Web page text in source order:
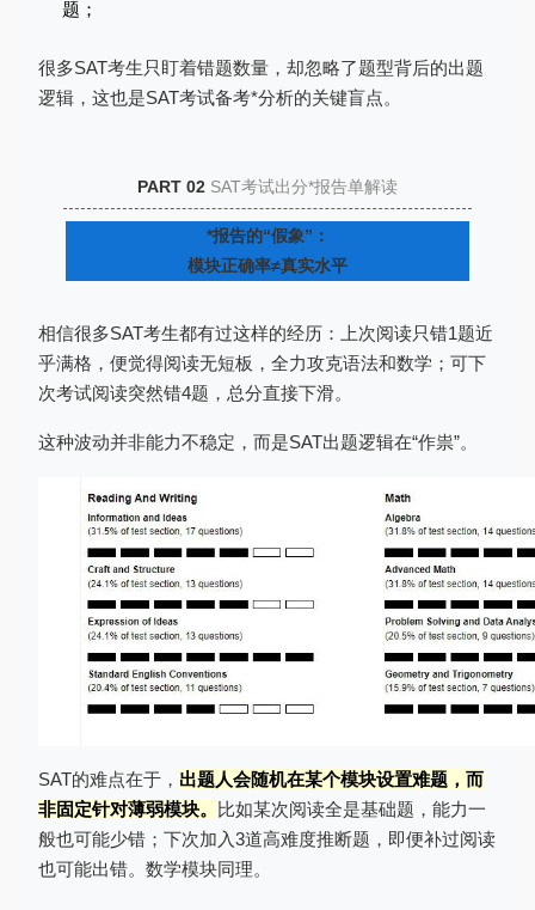
题；
很多SAT考生只盯着错题数量，却忽略了题型背后的出题
逻辑，这也是SAT考试备考*分析的关键盲点。
PART 02 SAT考试出分*报告单解读
*报告的“假象”：
模块正确率≠真实水平
相信很多SAT考生都有过这样的经历：上次阅读只错1题近
乎满格，便觉得阅读无短板，全力攻克语法和数学；可下
次考试阅读突然错4题，总分直接下滑。
这种波动并非能力不稳定，而是SAT出题逻辑在“作祟”。
SAT的难点在于， 出题人会随机在某个模块设置难题，而
非固定针对薄弱模块。
比如某次阅读全是基础题，能力一
般也可能少错；下次加入3道高难度推断题，即便补过阅读
也可能出错。数学模块同理。